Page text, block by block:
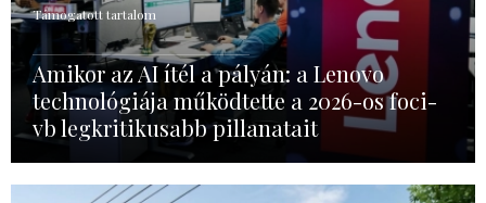
Támogatott tartalom
Amikor az AI ítél a pályán: a Lenovo
technológiája működtette a 2026-os foci-
vb legkritikusabb pillanatait